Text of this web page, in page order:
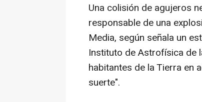
Una colisión de agujeros
responsable de una
Media, según señala un
Instituto de Astrofísica de
habitantes de la Tierra en
suerte".